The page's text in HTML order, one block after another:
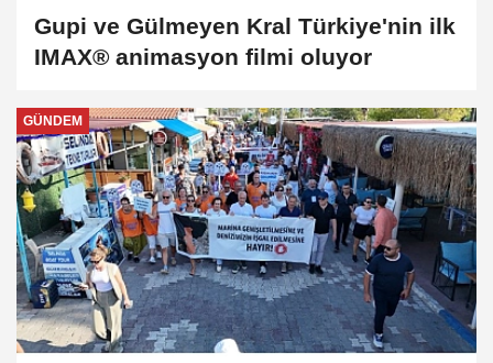
Gupi ve Gülmeyen Kral Türkiye'nin ilk
IMAX® animasyon filmi oluyor
GÜNDEM